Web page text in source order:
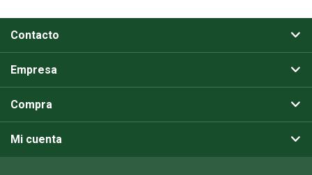
Contacto
Empresa
Compra
Mi cuenta